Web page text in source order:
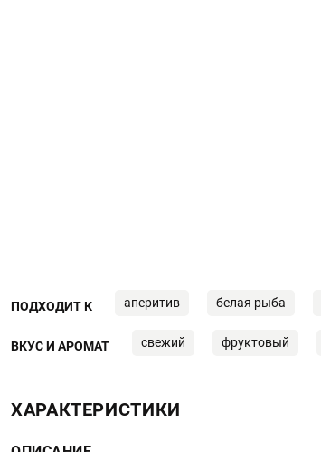
ПОДХОДИТ К аперитив белая рыба
ВКУС И АРОМАТ свежий фруктовый
ХАРАКТЕРИСТИКИ